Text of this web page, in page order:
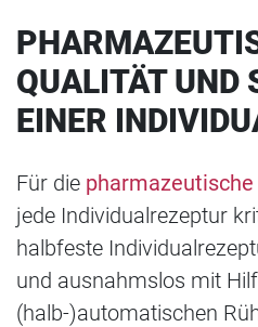
QUALITÄT UND
EINER
Für die
jede Individualrezeptur
halbfeste
und ausnahmslos mit
(halb-)automatischen